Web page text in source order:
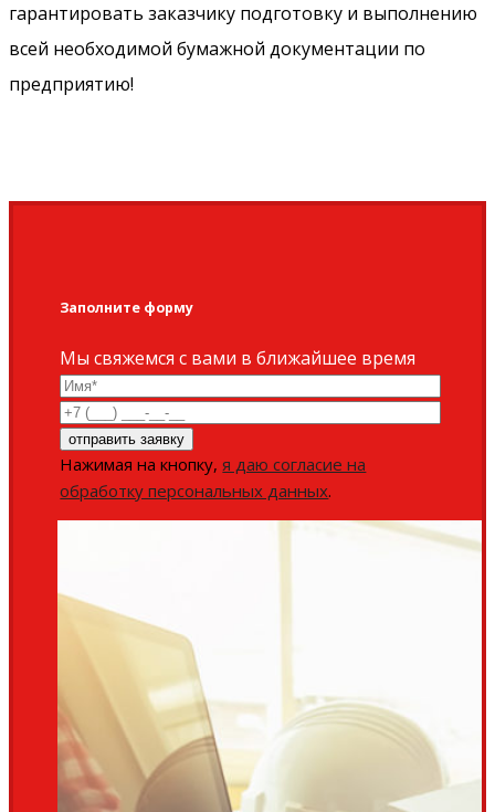
гарантировать заказчику подготовку и выполнению
всей необходимой бумажной документации по
предприятию!
Заполните форму
Мы свяжемся с вами в ближайшее время
Нажимая на кнопку,я даю согласие на
обработку персональных данных.